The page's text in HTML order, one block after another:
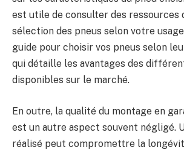
est utile de consulter des ressources
sélection des pneus selon votre
guide pour choisir vos pneus selon
qui détaille les avantages des
disponibles sur le marché.
En outre, la qualité du montage en
est un autre aspect souvent négligé.
réalisé peut compromettre la